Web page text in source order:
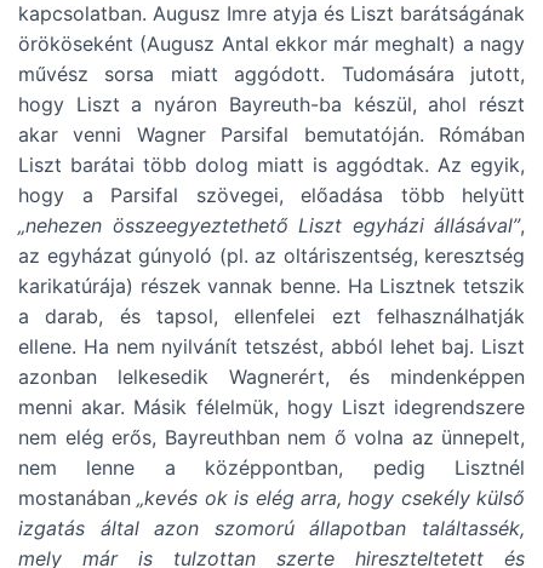
kapcsolatban. Augusz Imre atyja és Liszt barátságának
örököseként (Augusz Antal ekkor már meghalt) a nagy
művész sorsa miatt aggódott. Tudomására jutott,
hogy Liszt a nyáron Bayreuth-ba készül, ahol részt
akar venni Wagner Parsifal bemutatóján. Rómában
Liszt barátai több dolog miatt is aggódtak. Az egyik,
hogy a Parsifal szövegei, előadása több helyütt
„nehezen összeegyeztethető Liszt egyházi állásával”,
az egyházat gúnyoló (pl. az oltáriszentség, keresztség
karikatúrája) részek vannak benne. Ha Lisztnek tetszik
a darab, és tapsol, ellenfelei ezt felhasználhatják
ellene. Ha nem nyilvánít tetszést, abból lehet baj. Liszt
azonban lelkesedik Wagnerért, és mindenképpen
menni akar. Másik félelmük, hogy Liszt idegrendszere
nem elég erős, Bayreuthban nem ő volna az ünnepelt,
nem lenne a középpontban, pedig Lisztnél
mostanában„kevés ok is elég arra, hogy csekély külső
izgatás által azon szomorú állapotban találtassék,
mely már is tulzottan szerte hireszteltetett és